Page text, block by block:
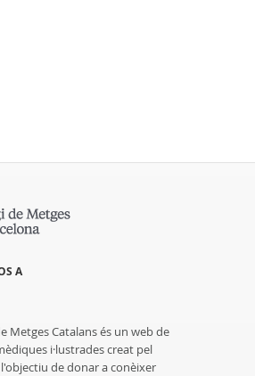
A
Metges Catalans és un web de
i·lustrades creat pel
de donar a conèixer